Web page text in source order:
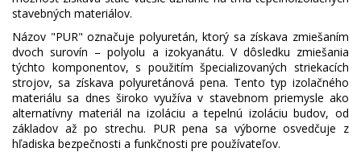
stavebných materiálov.
Názov "PUR" označuje polyuretán, ktorý sa získava zmiešaním
dvoch surovín – polyolu a izokyanátu. V dôsledku zmiešania
týchto komponentov, s použitím špecializovaných striekacích
strojov, sa získava polyuretánová pena. Tento typ izolačného
materiálu sa dnes široko využíva v stavebnom priemysle ako
alternatívny materiál na izoláciu a tepelnú izoláciu budov, od
základov až po strechu. PUR pena sa výborne osvedčuje z
hľadiska bezpečnosti a funkčnosti pre používateľov.